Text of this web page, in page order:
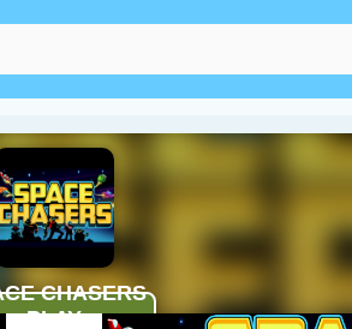
Kako igrati Space